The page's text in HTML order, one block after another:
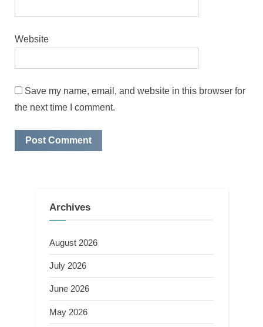
Website
Save my name, email, and website in this browser for
the next time I comment.
Archives
August 2026
July 2026
June 2026
May 2026